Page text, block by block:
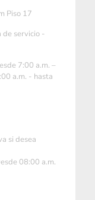
Piso 17
de servicio -
7:00 a.m. –
a.m. - hasta
si desea
08:00 a.m.